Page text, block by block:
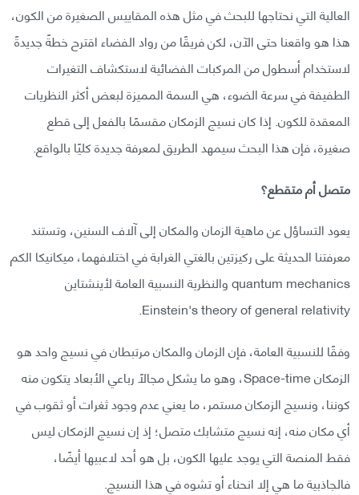
العالية التي نحتاجها للبحث في مثل هذه المقاييس الصغيرة من الكون،
هذا هو واقعنا حتى الآن، لكن فريقًا من رواد الفضاء اقترح خطةً جديدةً
لاستخدام أسطول من المركبات الفضائية لاستكشاف التغيرات
الطفيفة في سرعة الضوء، هي السمة المميزة لبعض أكثر النظريات
المعقدة للكون. إذا كان نسيج الزمكان مقسمًا بالفعل إلى قطع
صغيرة، فإن هذا البحث سيمهد الطريق لمعرفة جديدة كليًا بالواقع.
متصل أم متقطع؟
يعود التساؤل عن ماهية الزمان والمكان إلى آلاف السنين، وتستند
معرفتنا الحديثة على ركيزتين بالغتي الغرابة في اختلافهما، ميكانيكا الكم
quantum mechanics والنظرية النسبية العامة لأينشتاين
Einstein's theory of general relativity.
وفقًا للنسبية العامة، فإن الزمان والمكان مرتبطان في نسيج واحد هو
الزمكان Space-time، وهو ما يشكل مجالًا رباعي الأبعاد يتكون منه
كوننا، ونسيج الزمكان مستمر، ما يعني عدم وجود ثغرات أو ثقوب في
أي مكان منه، إنه نسيج متشابك متصل؛ إذ إن نسيج الزمكان ليس
فقط المنصة التي يوجد عليها الكون، بل هو أحد لاعبيها أيضًا،
فالجاذبية ما هي إلا انحناء أو تشوه في هذا النسيج.